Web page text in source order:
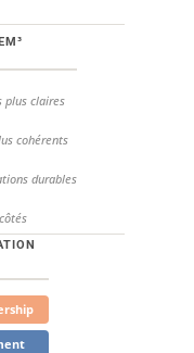
plus claires
cohérents
durables